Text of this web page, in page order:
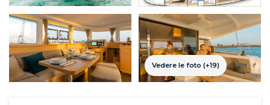
Vedere le foto (+19)